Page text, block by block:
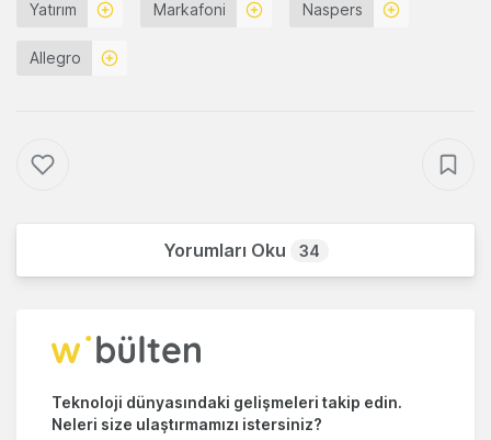
Yatırım Markafoni Naspers
Allegro
Yorumları Oku 34
Teknoloji dünyasındaki gelişmeleri takip edin.
Neleri size ulaştırmamızı istersiniz?